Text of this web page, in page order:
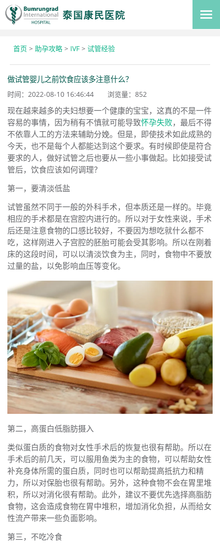
首页 > 助孕攻略 > IVF > 试管经验
做试管婴儿之前饮食应该多注意什么？
时间：2022-08-10 16:46:44 浏览量： 852
现在越来越多的夫妇想要一个健康的宝宝，这真的不是一件
容易的事情，因为稍有不慎就可能导致怀孕失败，最后不得
不依靠人工的方法来辅助分娩。但是，即使技术如此成熟的
今天，也不是每个人都能达到这个要求。有时候即使是符合
要求的人，做好试管之后也要从一些小事做起。比如接受试
管后，饮食应该如何调理？
第一，要清淡低盐
试管虽然不同于一般的外科手术，但本质还是一样的。毕竟
相应的手术都是在宫腔内进行的。所以对于女性来说，手术
后还是注意食物的口感比较好，不要因为想吃就什么都不
吃，这样刚进入子宫腔的胚胎可能会受其影响。所以在刚着
床的这段时间，可以以清淡饮食为主，同时，食物中不要放
过量的盐，以免影响血压等变化。
第二，高蛋白低脂肪摄入
类似蛋白质的食物对女性手术后的恢复也很有帮助。所以在
手术后的前几天，可以服用鱼类为主的食物，可以帮助女性
补充身体所需的蛋白质，同时也可以帮助提高抵抗力和精
力，所以对保胎也很有帮助。另外，这种食物不会在胃里堆
积，所以对消化很有帮助。此外，建议不要优先选择高脂肪
食物，这会造成食物在胃中堆积，增加消化负担，从而给女
性流产带来一些负面影响。
第三，不吃冷食